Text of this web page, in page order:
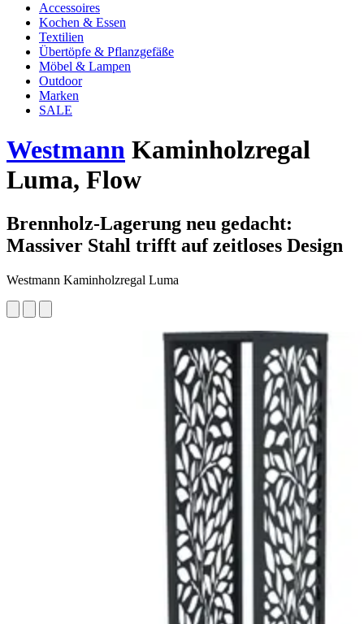
Accessoires
Kochen & Essen
Textilien
Übertöpfe & Pflanzgefäße
Möbel & Lampen
Outdoor
Marken
SALE
Westmann Kaminholzregal
Luma, Flow
Brennholz-Lagerung neu gedacht:
Massiver Stahl trifft auf zeitloses Design
Westmann Kaminholzregal Luma